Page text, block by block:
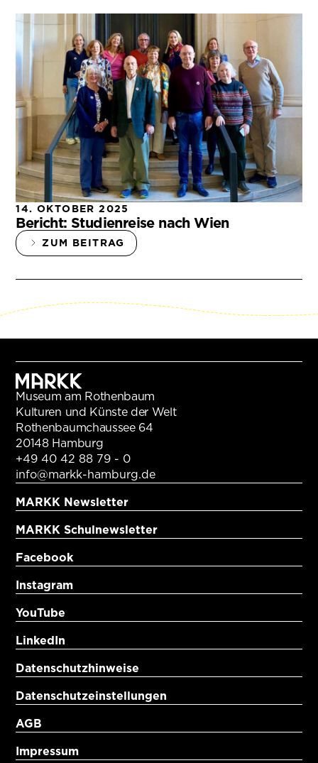
14. OKTOBER 2025
Bericht: Studienreise nach Wien
ZUM BEITRAG
Museum am Rothenbaum
Kulturen und Künste der Welt
Rothenbaumchaussee 64
20148 Hamburg
+49 40 42 88 79 - 0
info@markk-hamburg.de
MARKK Newsletter
MARKK Schulnewsletter
Facebook
Instagram
YouTube
LinkedIn
Datenschutzhinweise
Datenschutzeinstellungen
AGB
Impressum